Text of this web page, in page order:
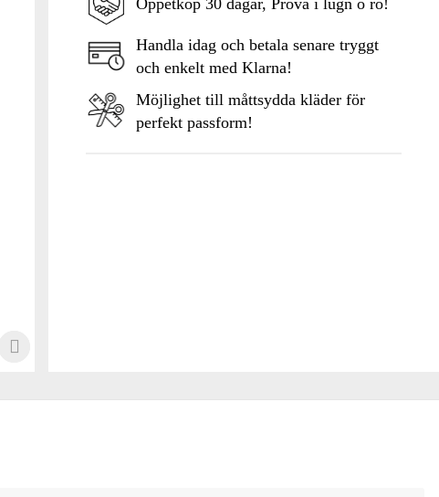
Handla idag och betala senare tryggt
och enkelt med Klarna!
Möjlighet till måttsydda kläder för
perfekt passform!